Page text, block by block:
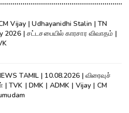
Vijay | Udhayanidhi Stalin | TN
2026 | சட்டசபையில் காரசார விவாதம் |
TAMIL | 10.08.2026 | விரைவுச்
| TVK | DMK | ADMK | Vijay | CM